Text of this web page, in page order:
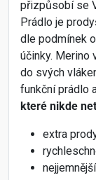
přizpůsobí se
Prádlo je
dle podmínek
účinky. Merino
do svých
funkční prádlo
které nikde
extra